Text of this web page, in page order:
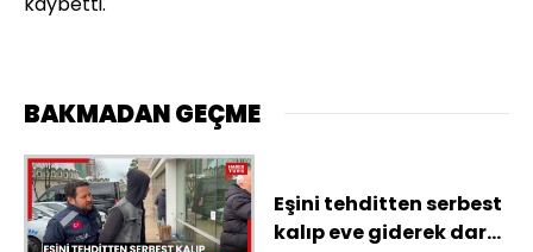
BAKMADAN GEÇME
Eşini tehditten serbest
kalıp eve giderek darp